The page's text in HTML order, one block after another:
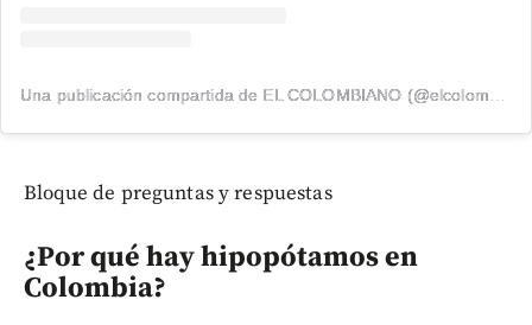
Bloque de preguntas y respuestas
¿Por qué hay hipopótamos en
Colombia?